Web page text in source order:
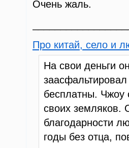
Очень жаль.
Про китай, село и
На свои деньги
бесплатны. Чжоу
своих земляков.
благодарности
годы без отца,